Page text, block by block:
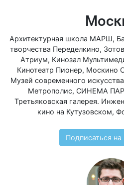
Архитектурная школа МАРШ,
творчества Переделкино,
Атриум, Кинозал
Кинотеатр Пионер, Москино
Музей современного
Метрополис, СИНЕМА
Третьяковская галерея.
кино на Кутузовском,
Подписаться